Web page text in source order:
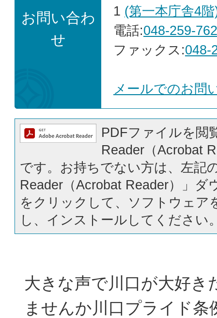
お問い合わ
せ
1 (第一本庁舎4
電話:048-259-
ファックス:048-
メールでのお問
PDFファイルを閲
Reader（Acrobat
です。お持ちでない方は、左記
Reader（Acrobat Reader）」ダ
をクリックして、ソフトウェア
し、インストールしてください
大きな声で川口が大好き
ませんか川口プライド条